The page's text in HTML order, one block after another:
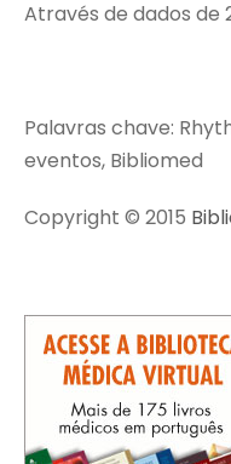
Através de dados de
Palavras chave:
eventos, Bibliomed
Copyright © 2015